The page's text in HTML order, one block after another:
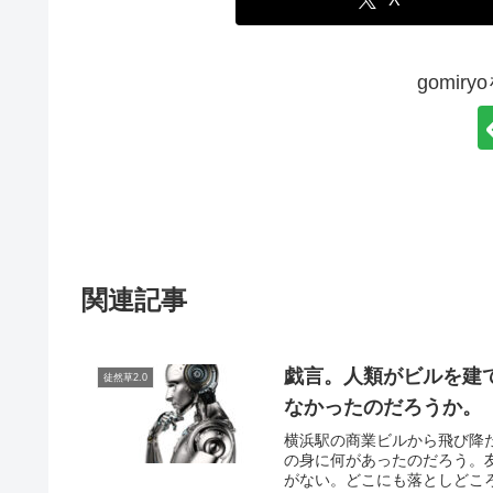
gomiryo
関連記事
徒然草2.0
戯言。人類がビルを建
なかったのだろうか。
横浜駅の商業ビルから飛び降
の身に何があったのだろう。
がない。どこにも落としどこ